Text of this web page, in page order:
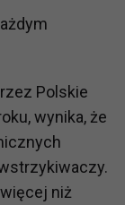
Polskie
wynika, że
niż